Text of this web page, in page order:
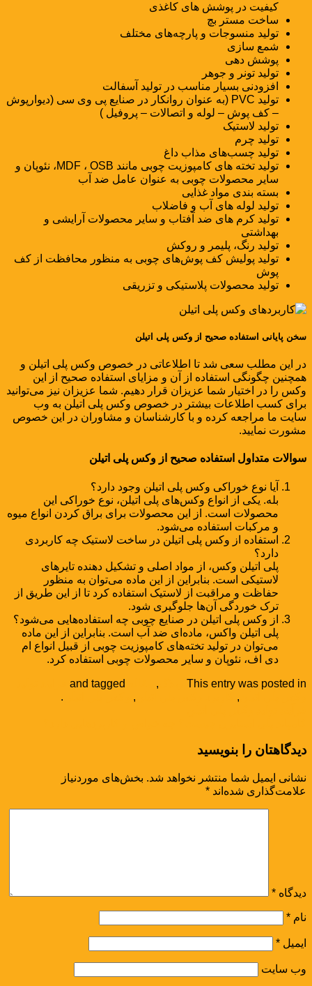
کیفیت در پوشش های کاغذی
ساخت مستر بچ
تولید منسوجات و پارچه‌های مختلف
شمع سازی
پوشش دهی
تولید تونر و جوهر
افزودنی بسیار مناسب در تولید آسفالت
تولید PVC (به عنوان روانکار در صنایع پی وی سی (دیوارپوش
– کف پوش – لوله و اتصالات – پروفیل )
تولید لاستیک
تولید چرم
تولید چسب‌های مذاب داغ
تولید تخته های کامپوزیت چوبی مانند MDF ، OSB، نئوپان و
سایر محصولات چوبی به عنوان عامل ضد آب
بسته بندی مواد غذایی
تولید لوله های آب و فاضلاب
تولید کرم های ضد آفتاب و سایر محصولات آرایشی و
بهداشتی
تولید رنگ، پلیمر و روکش
تولید پولیش کف پوش‌های چوبی به منظور محافظت از کف
پوش
تولید محصولات پلاستیکی و تزریقی
سخن پایانی استفاده صحیح از وکس پلی اتیلن
در این مطلب سعی شد تا اطلاعاتی در خصوص وکس پلی اتیلن و
همچنین چگونگی استفاده از آن و مزایای استفاده صحیح از این
وکس را در اختیار شما عزیزان قرار دهیم. شما عزیزان نیز می‌توانید
برای کسب اطلاعات بیشتر در خصوص وکس پلی اتیلن به وب
سایت ما مراجعه کرده و با کارشناسان و مشاوران در این خصوص
مشورت نمایید.
سوالات متداول استفاده صحیح از وکس پلی اتیلن
آیا نوع خوراکی وکس پلی اتیلن وجود دارد؟
بله. یکی از انواع وکس‌های پلی اتیلن، نوع خوراکی این
محصولات است. از این محصولات برای براق کردن انواع میوه
و مرکبات استفاده می‌شود.
استفاده از وکس پلی اتیلن در ساخت لاستیک چه کاربردی
دارد؟
پلی اتیلن وکس، از مواد اصلی و تشکیل دهنده تایرهای
لاستیکی است. بنابراین از این ماده می‌توان به منظور
حفاظت و مراقبت از لاستیک استفاده کرد تا از این طریق از
ترک خوردگی آن‌ها جلوگیری شود.
از وکس پلی اتیلن در صنایع چوبی چه استفاده‌هایی می‌شود؟
پلی اتیلن واکس، ماده‌ای ضد آب است. بنابراین از این ماده
می‌توان در تولید تخته‌های کامپوزیت چوبی از قبیل انواع ام
دی اف، نئوپان و سایر محصولات چوبی استفاده کرد.
This entry was posted in
,
,
,
.
دیدگاهتان را بنویسید
نشانی ایمیل شما منتشر نخواهد شد. بخش‌های موردنیاز
علامت‌گذاری شده‌اند *
دیدگاه *
نام *
ایمیل *
وب‌ سایت